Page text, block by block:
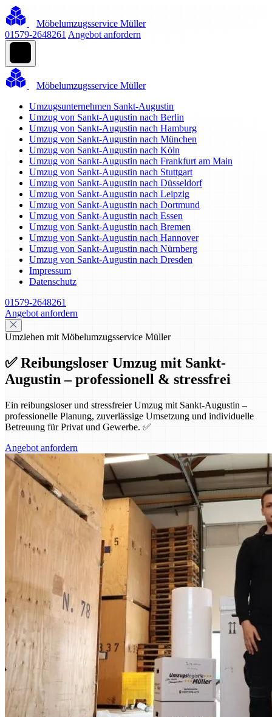
Möbelumzugsservice Müller
01579-2648261 Angebot anfordern
Möbelumzugsservice Müller
Umzugsunternehmen Sankt-Augustin
Umzug von Sankt-Augustin nach Berlin
Umzug von Sankt-Augustin nach Hamburg
Umzug von Sankt-Augustin nach München
Umzug von Sankt-Augustin nach Köln
Umzug von Sankt-Augustin nach Frankfurt am Main
Umzug von Sankt-Augustin nach Stuttgart
Umzug von Sankt-Augustin nach Düsseldorf
Umzug von Sankt-Augustin nach Leipzig
Umzug von Sankt-Augustin nach Dortmund
Umzug von Sankt-Augustin nach Essen
Umzug von Sankt-Augustin nach Bremen
Umzug von Sankt-Augustin nach Hannover
Umzug von Sankt-Augustin nach Nürnberg
Umzug von Sankt-Augustin nach Dresden
Impressum
Datenschutz
01579-2648261
Angebot anfordern
Umziehen mit Möbelumzugsservice Müller
✅ Reibungsloser Umzug mit Sankt-
Augustin – professionell & stressfrei
Ein reibungsloser und stressfreier Umzug mit Sankt-Augustin –
professionelle Planung, zuverlässige Umsetzung und individuelle
Betreuung für Privat und Gewerbe. ✅
Angebot anfordern